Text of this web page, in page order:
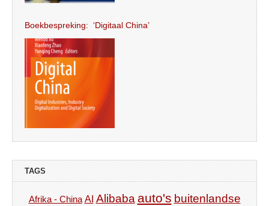
Boekbespreking: ‘Digitaal China’
TAGS
Afrika - China AI Alibaba auto's buitenlandse